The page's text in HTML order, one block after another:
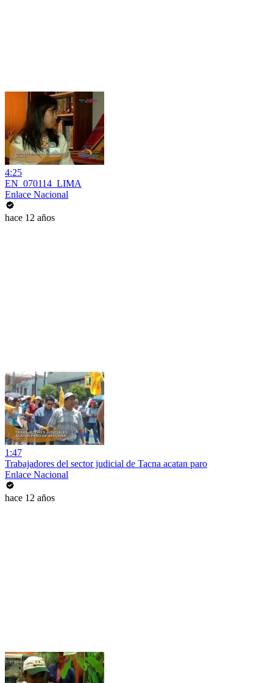
4:25
EN_070114_LIMA
Enlace Nacional
hace 12 años
1:47
Trabajadores del sector judicial de Tacna acatan paro
Enlace Nacional
hace 12 años